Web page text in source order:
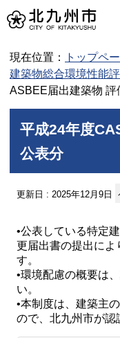
現在位置： トップペ
建築物総合環境性能
ASBEE届出建築物 評
平成24年度
公表分
更新日 : 2025年12月9日
•公表している特定
更届出書の提出によ
す。
•環境配慮の概要は
い。
•本制度は、建築主
ので、北九州市が認